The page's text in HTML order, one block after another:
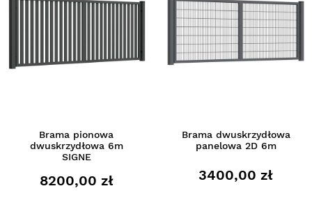
Brama pionowa
dwuskrzydłowa 6m
SIGNE
8200,00 zł
Brama dwuskrzydłowa
panelowa 2D 6m
3400,00 zł